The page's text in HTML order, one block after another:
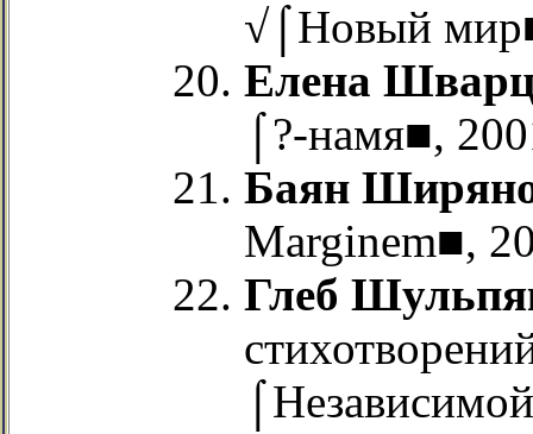
√⌠Новый
Елена
⌠?-намя■,
Баян
Marginem■,
Глеб